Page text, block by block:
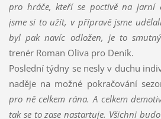
pro hráče, kteří se poctivě na jarní
jsme si to užít, v přípravě jsme
byl pak navíc odložen, je to smutný
trenér Roman Oliva pro Deník.
Poslední týdny se nesly v duchu
naděje na možné pokračování
pro ně celkem rána. A celkem
tak se to zase nastartuje. Všichni